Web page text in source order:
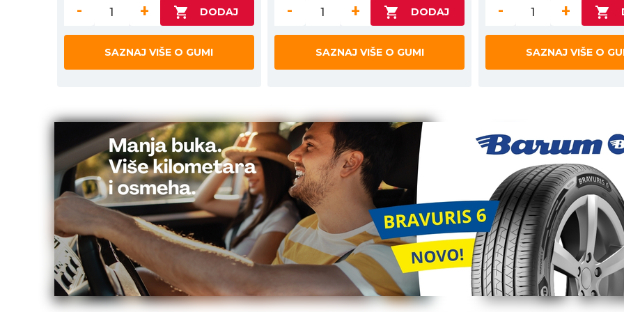
- +
SAZNAJ VIŠE O GUMI
- +
SAZNAJ VIŠE O GUMI
- +
SAZNAJ VIŠE O